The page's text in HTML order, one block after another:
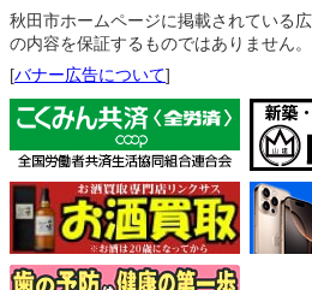
秋田市ホームページに掲載されている
の内容を保証するものではありません。
[バナー広告について]